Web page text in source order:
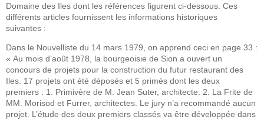
Domaine des Iles dont les références figurent ci-dessous. Ces
différents articles fournissent les informations historiques
suivantes :
Dans le Nouvelliste du 14 mars 1979, on apprend ceci en page 33 :
« Au mois d’août 1978, la bourgeoisie de Sion a ouvert un
concours de projets pour la construction du futur restaurant des
Iles. 17 projets ont été déposés et 5 primés dont les deux
premiers : 1. Primivère de M. Jean Suter, architecte. 2. La Frite de
MM. Morisod et Furrer, architectes. Le jury n’a recommandé aucun
projet. L’étude des deux premiers classés va être développée dans